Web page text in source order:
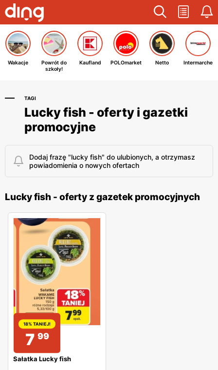
Wakacje
Powrót do
szkoły!
Kaufland POLOmarket Netto Intermarche
TAGI
Lucky fish - oferty i gazetki
promocyjne
Dodaj frazę "lucky fish" do ulubionych, a otrzymasz
powiadomienia o nowych ofertach
Lucky fish - oferty z gazetek promocyjnych
18% TANIEJ!
7 99
Sałatka Lucky fish